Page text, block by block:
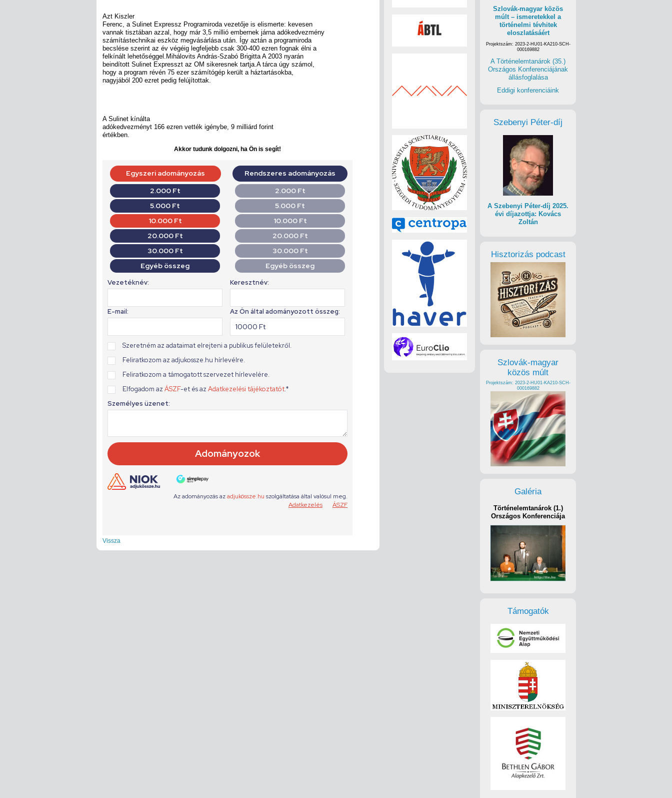
Azt Kiszler
Ferenc, a Sulinet Expressz Programiroda vezetője is elismerte: kevesen
vannak tisztában azzal, hogy már 3,5 millió embernek járna adókedvezmény
számítástechnikai eszköz megvásárlása után. Így aztán a programiroda
becslése szerint az év végéig legfeljebb csak 300-400 ezren fognak élni a
felkínált lehetőséggel.Mihálovits András-Szabó Brigitta A 2003 nyarán
beindított Sulinet Expresszt az OM sikeresnek tartja.A tárca úgy számol,
hogy a program révén 75 ezer számítógép került a háztartásokba,
nagyjából 200 ezret pedig felújítottak.
A Sulinet kínálta
adókedvezményt 166 ezren vették igénybe, 9 milliárd forint
értékben.
Akkor tudunk dolgozni, ha Ön is segít!
Vissza
Szlovák-magyar közös
múlt – ismeretekkel a
történelmi tévhitek
eloszlatásáért
Projektszám: 2023-2-HU01-KA210-SCH-
000169882
A Történelemtanárok (35.)
Országos Konferenciájának
állásfoglalása
Eddigi konferenciáink
Szebenyi Péter-díj
A Szebenyi Péter-díj 2025.
évi díjazottja: Kovács
Zoltán
Hisztorizás podcast
Szlovák-magyar
közös múlt
Projektszám: 2023-2-HU01-KA210-SCH-
000169882
Galéria
Történelemtanárok (1.)
Országos Konferenciája
Támogatók